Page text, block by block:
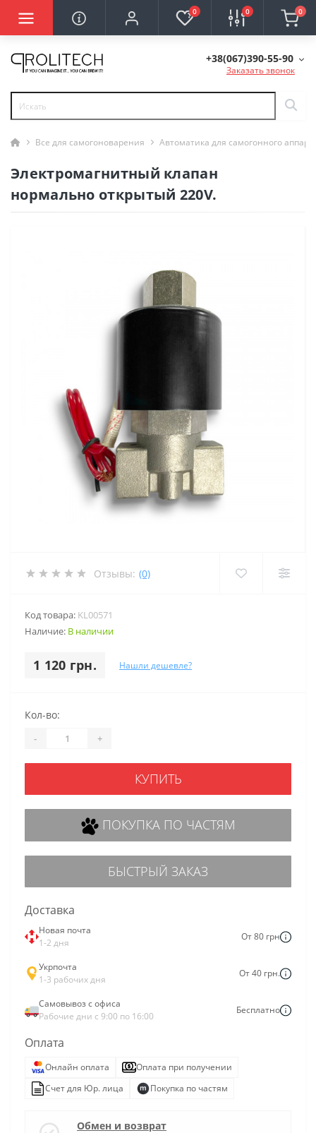
0 0 0
+38(067)390-55-90
Заказать звонок
Все для самогоноварения Автоматика для самогонного
Электромагнитный клапан
нормально открытый 220V.
Отзывы: (0)
Код товара: KL00571
Наличие: В наличии
1 120 грн. Нашли дешевле?
Кол-во:
- +
КУПИТЬ
ПОКУПКА ПО ЧАСТЯМ
БЫСТРЫЙ ЗАКАЗ
Доставка
Новая почта
1-2 дня
От 80 грн
Укрпочта
1-3 рабочих дня
От 40 грн.
Самовывоз с офиса
Рабочие дни с 9:00 по 16:00
Бесплатно
Оплата
Онлайн оплата
Оплата при получении
Счет для Юр. лица
Покупка по частям
Обмен и возврат